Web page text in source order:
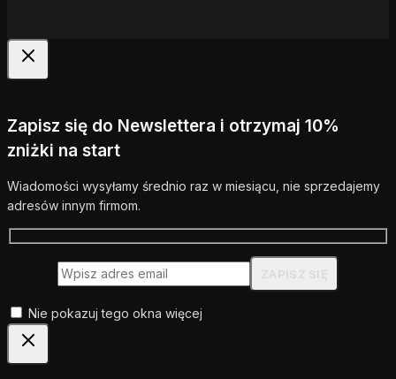
Zapisz się do Newslettera i otrzymaj 10%
zniżki na start
Wiadomości wysyłamy średnio raz w miesiącu, nie sprzedajemy
adresów innym firmom.
Nie pokazuj tego okna więcej